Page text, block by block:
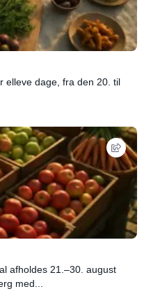
elleve dage, fra den 20. til
afholdes 21.–30. august
med...